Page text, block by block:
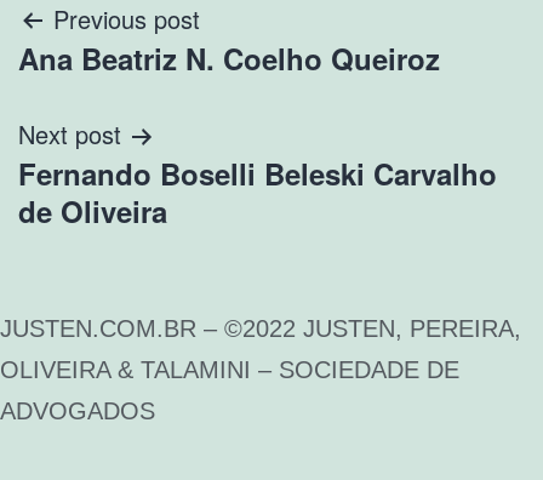
Previous post
Ana Beatriz N. Coelho Queiroz
Next post
Fernando Boselli Beleski Carvalho
de Oliveira
JUSTEN.COM.BR – ©2022 JUSTEN, PEREIRA,
OLIVEIRA & TALAMINI – SOCIEDADE DE
ADVOGADOS